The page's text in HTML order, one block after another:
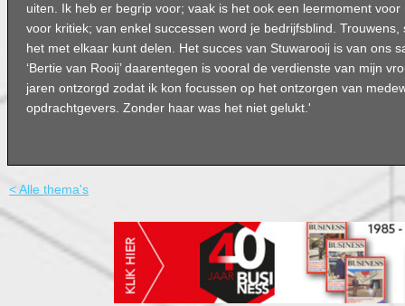
uiten. Ik heb er begrip voor; vaak is het ook een leermoment
voor kritiek; van enkel successen word je bedrijfsblind. Trouwens,
het met elkaar kunt delen. Het succes van Stuwarooij is van ons
‘Bertie van Rooij’ daarentegen is vooral de verdienste van mijn
jaren ontzorgd zodat ik kon focussen op het ontzorgen van
opdrachtgevers. Zonder haar was het niet gelukt.'
< Alle thema's